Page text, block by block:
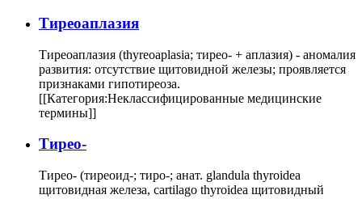
Тиреоаплазия
Тиреоаплазия (thyreoaplasia; тирео- + аплазия) - аномалия
развития: отсутствие щитовидной железы; проявляется
признаками гипотиреоза.
[[Категория:Неклассифицированные медицинские
термины]]
Тирео-
Тирео- (тиреоид-; тиро-; анат. glandula thyroidea
щитовидная железа, cartilago thyroidea щитовидный